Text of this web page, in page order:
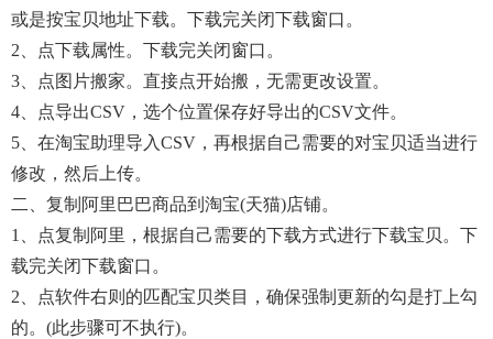
或是按宝贝地址下载。下载完关闭下载窗口。
2、点下载属性。下载完关闭窗口。
3、点图片搬家。直接点开始搬，无需更改设置。
4、点导出CSV，选个位置保存好导出的CSV文件。
5、在淘宝助理导入CSV，再根据自己需要的对宝贝适当进行
修改，然后上传。
二、复制阿里巴巴商品到淘宝(天猫)店铺。
1、点复制阿里，根据自己需要的下载方式进行下载宝贝。下
载完关闭下载窗口。
2、点软件右则的匹配宝贝类目，确保强制更新的勾是打上勾
的。(此步骤可不执行)。